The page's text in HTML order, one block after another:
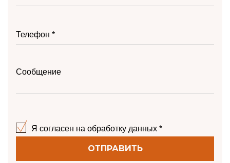
Я согласен на обработку данных *